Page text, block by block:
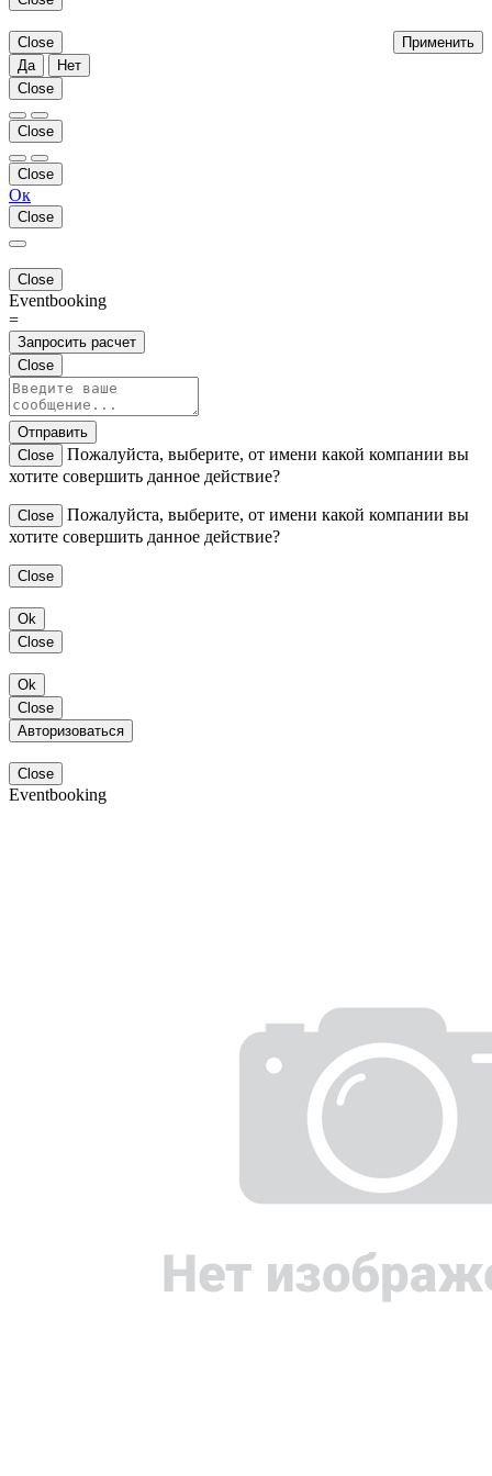
Применить
Close
Да
Нет
Close
Close
Close
Ок
Close
Close
Eventbooking
=
Запросить расчет
Close
Отправить
Close
Пожалуйста, выберите, от имени какой компании вы
хотите совершить данное действие?
Close
Пожалуйста, выберите, от имени какой компании вы
хотите совершить данное действие?
Close
Ok
Close
Ok
Close
Авторизоваться
Close
Eventbooking